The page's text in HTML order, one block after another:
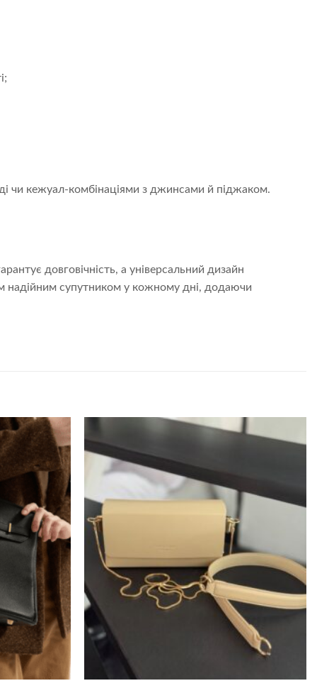
чи кежуал-комбінаціями з джинсами й піджаком.
довговічність, а універсальний дизайн
надійним супутником у кожному дні, додаючи